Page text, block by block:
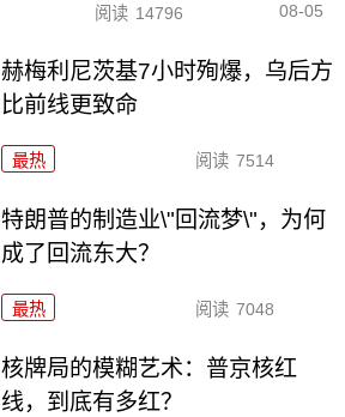
阅读 14796 08-05
赫梅利尼茨基7小时殉爆，乌后方
比前线更致命
最热 阅读 7514
特朗普的制造业\"回流梦\"，为何
成了回流东大？
最热 阅读 7048
核牌局的模糊艺术：普京核红
线，到底有多红？